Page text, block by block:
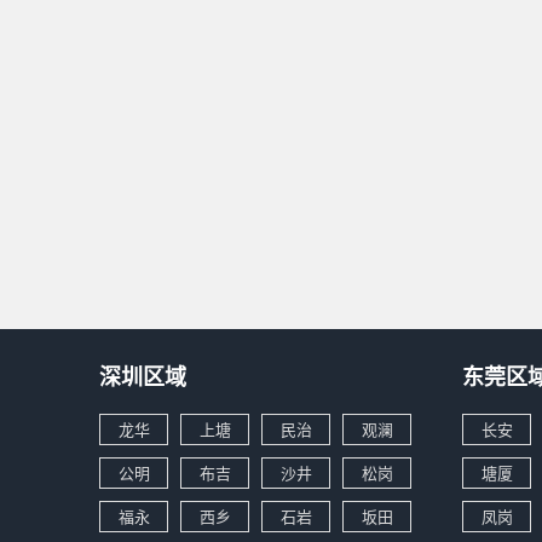
深圳区域
龙华 上塘 民治 观澜
公明 布吉 沙井 松岗
福永 西乡 石岩 坂田
东莞区
长安
塘厦
凤岗